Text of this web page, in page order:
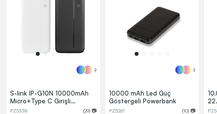
2
S-link IP-G10N 10000mAh
Micro+Type C Girişli
Powerbank Beyaz Taşınabilir
PZ5338 (29) 📷
2
10000 mAh Led Güç
Göstergeli Powerbank
PZ5267 (10) 📷